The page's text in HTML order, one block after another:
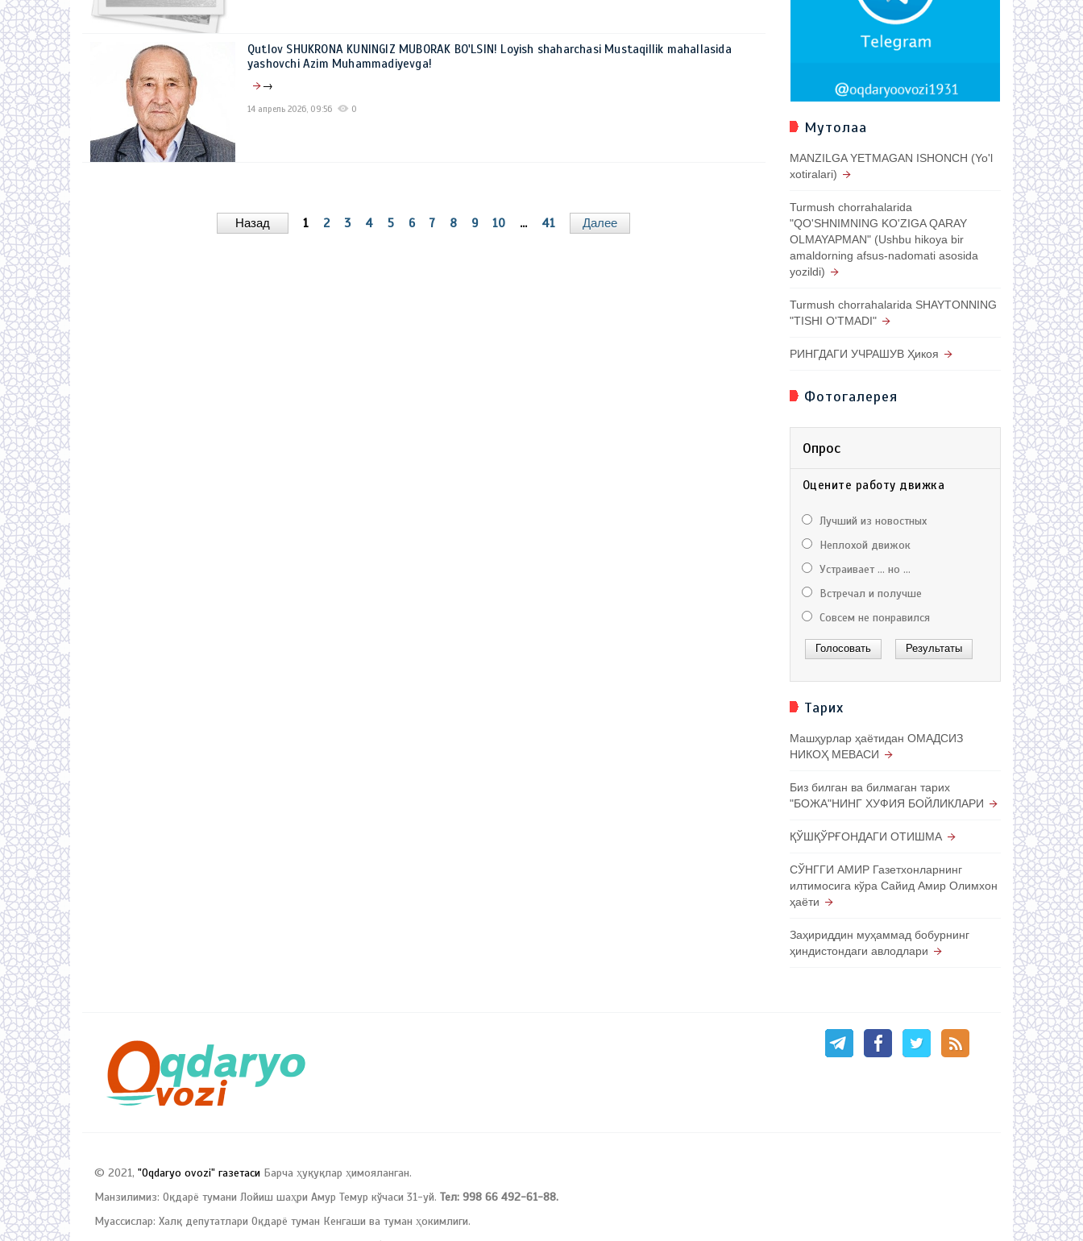
Qutlov SHUKRONA KUNINGIZ MUBORAK BO'LSIN! Loyish shaharchasi Mustaqillik mahallasida
yashovchi Azim Muhammadiyevga!
→
14 апрель 2026, 09:56 0
Назад 1 2 3 4 5 6 7 8 9 10 ... 41 Далее
Мутолаа
MANZILGA YETMAGAN ISHONCH (Yo'l
xotiralari)
Turmush chorrahalarida
"QO'SHNIMNING KO'ZIGA QARAY
OLMAYAPMAN" (Ushbu hikoya bir
amaldorning afsus-nadomati asosida
yozildi)
Turmush chorrahalarida SHAYTONNING
"TISHI O'TMADI"
РИНГДАГИ УЧРАШУВ Ҳикоя
Фотогалерея
Опрос
Оцените работу движка
Лучший из новостных
Неплохой движок
Устраивает ... но ...
Встречал и получше
Совсем не понравился
Тарих
Машҳурлар ҳаётидан ОМАДСИЗ
НИКОҲ МЕВАСИ
Биз билган ва билмаган тарих
"БОЖА"НИНГ ХУФИЯ БОЙЛИКЛАРИ
ҚЎШҚЎРҒОНДАГИ ОТИШМА
СЎНГГИ АМИР Газетхонларнинг
илтимосига кўра Сайид Амир Олимхон
ҳаёти
Заҳириддин муҳаммад бобурнинг
ҳиндистондаги авлодлари
© 2021, "Oqdaryo ovozi" газетаси Барча ҳуқуқлар ҳимояланган.
Манзилимиз: Оқдарё тумани Лойиш шаҳри Амур Темур кўчаси 31-уй. Тел: 998 66 492-61-88.
Муассислар: Халқ депутатлари Оқдарё туман Кенгаши ва туман ҳокимлиги.